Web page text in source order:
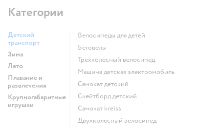
Категории
Детский
транспорт
Зима
Лето
Плавание и
развлечения
Крупногабаритные
игрушки
Велосипеды для детей
Беговелы
Трехколесный велосипед
Машина детская электромобиль
Самокат детский
Скейтборд детский
Самокат kreiss
Двухколесный велосипед